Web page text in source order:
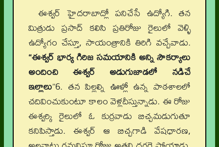
ఈశ్వర్ హైదరాబాద్లో పనిచేసే ఉద్యోగి. తన
మిత్రుడు ప్రసాద్ కలిసి ప్రతిరోజు రైలులో వెళ్ళి
ఉద్యోగం చేస్తూ, సాయంత్రానికి తిరిగి వచ్చేవాడు.
“ఈశ్వర్ భార్య గిరిజ సమయానికి అన్ని సౌకర్యాలు
అందించి ఈశ్వర్ అడుగుజాడలో నడిచే
ఇల్లాలు”6. తన పిల్లల్ని ఊళ్లో ఉన్న పాఠశాలలో
చదివించుకుంటూ కాలం వెళ్లదీస్తున్నాడు. ఈ రోజు
ఈశ్వర్కి రైలులో ఓ కుర్రవాడు బిచ్చమడుగుతూ
కనిపిస్తాడు. ఈశ్వర్ ఆ బిచ్చగాడి వేషధారణ,